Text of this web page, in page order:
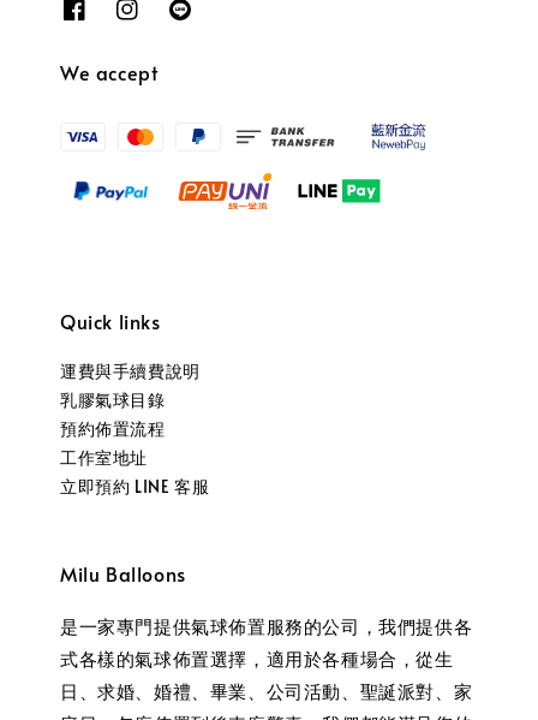
We accept
Quick links
運費與手續費說明
乳膠氣球目錄
預約佈置流程
工作室地址
立即預約 LINE 客服
Milu Balloons
是一家專門提供氣球佈置服務的公司，我們提供各
式各樣的氣球佈置選擇，適用於各種場合，從生
日、求婚、婚禮、畢業、公司活動、聖誕派對、家